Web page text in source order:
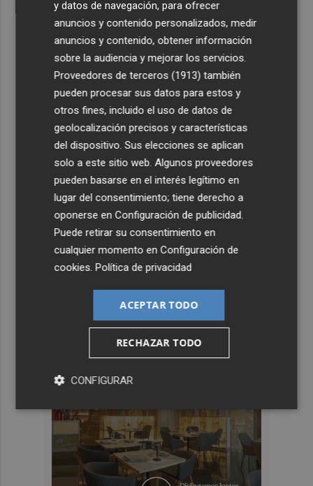
y datos de navegación, para ofrecer
anuncios y contenido personalizados, medir
anuncios y contenido, obtener información
sobre la audiencia y mejorar los servicios.
Proveedores de terceros (1913) también
pueden procesar sus datos para estos y
otros fines, incluido el uso de datos de
geolocalización precisos y características
del dispositivo. Sus elecciones se aplican
solo a este sitio web. Algunos proveedores
pueden basarse en el interés legítimo en
lugar del consentimiento; tiene derecho a
oponerse enConfiguración de publicidad
Puede retirar su consentimiento en
cualquier momento enConfiguración de
cookies .Política de privacidad
ACEPTAR TODO
RECHAZAR TODO
CONFIGURAR